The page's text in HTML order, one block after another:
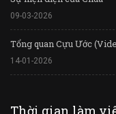
09-03-2026
Tổng quan Cựu Ước
14-01-2026
Thời gian làm